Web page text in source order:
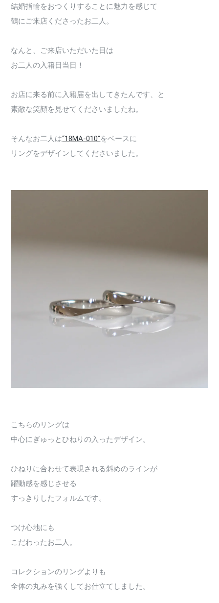
結婚指輪をおつくりすることに魅力を感じて
鶴にご来店くださったお二人。
なんと、ご来店いただいた日は
お二人の入籍日当日！
お店に来る前に入籍届を出してきたんです、と
素敵な笑顔を見せてくださいましたね。
そんなお二人は“18MA-010”をベースに
リングをデザインしてくださいました。
こちらのリングは
中心にぎゅっとひねりの入ったデザイン。
ひねりに合わせて表現される斜めのラインが
躍動感を感じさせる
すっきりしたフォルムです。
つけ心地にも
こだわったお二人。
コレクションのリングよりも
全体の丸みを強くしてお仕立てしました。